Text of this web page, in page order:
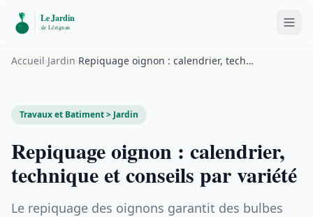
Accueil›Jardin› Repiquage oignon : calendrier, technique et conseils par variété
Travaux et Batiment > Jardin
Repiquage oignon : calendrier,
technique et conseils par variété
Le repiquage des oignons garantit des bulbes